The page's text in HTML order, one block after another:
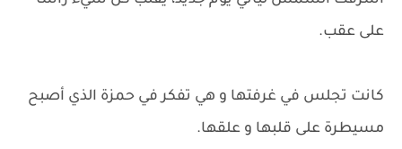
على عقب.
كانت تجلس في غرفتها و هي تفكر في حمزة الذي أصبح
مسيطرة على قلبها و علقها.